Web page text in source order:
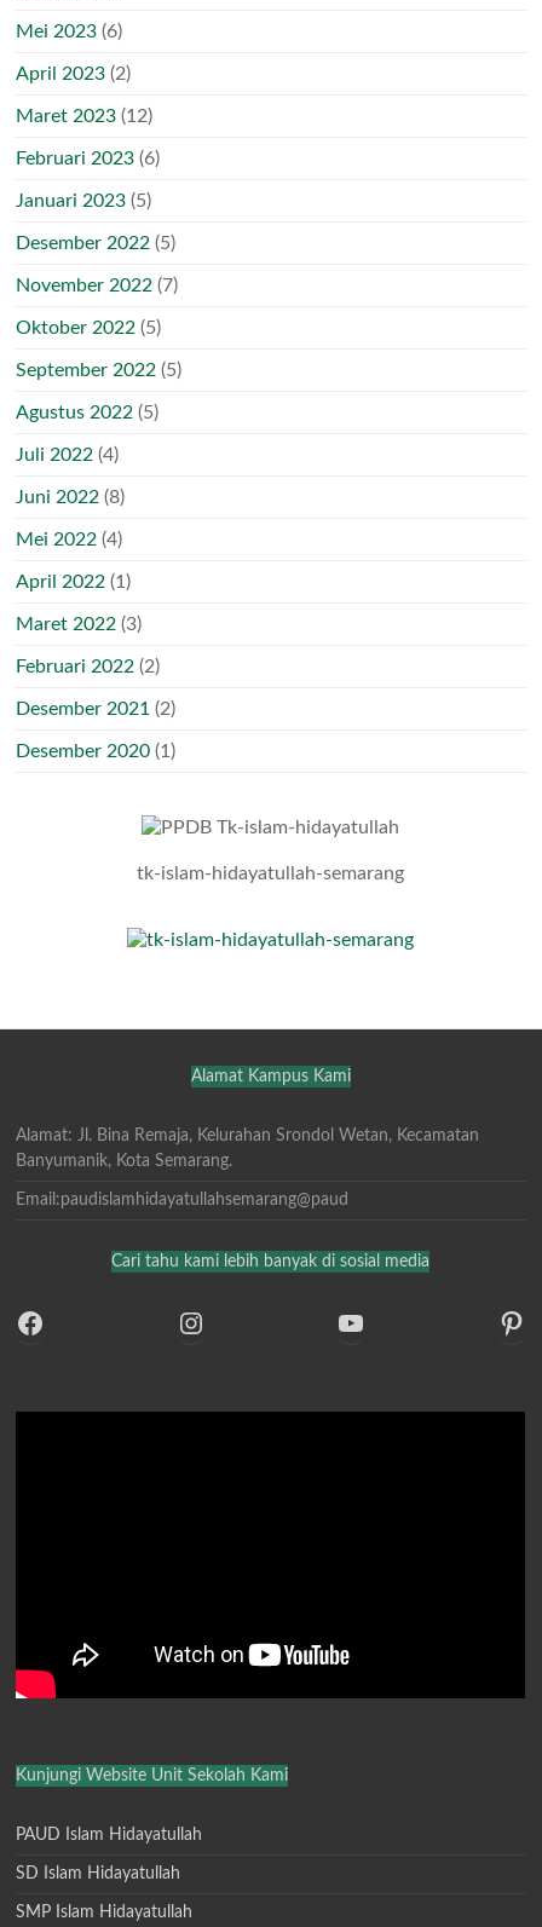
Mei 2023 (6)
April 2023 (2)
Maret 2023 (12)
Februari 2023 (6)
Januari 2023 (5)
Desember 2022 (5)
November 2022 (7)
Oktober 2022 (5)
September 2022 (5)
Agustus 2022 (5)
Juli 2022 (4)
Juni 2022 (8)
Mei 2022 (4)
April 2022 (1)
Maret 2022 (3)
Februari 2022 (2)
Desember 2021 (2)
Desember 2020 (1)
tk-islam-hidayatullah-semarang
Alamat Kampus Kami
Alamat: Jl. Bina Remaja, Kelurahan Srondol Wetan, Kecamatan
Banyumanik, Kota Semarang.
Email:paudislamhidayatullahsemarang@paud
Cari tahu kami lebih banyak di sosial media
https://www.facebook.com/PAUDIslamHidayatullah?mibextid=ZbWKwL
https:// https://www.youtube.com/watch?v=CP-N5ATuLJM
Kunjungi Website Unit Sekolah Kami
PAUD Islam Hidayatullah
SD Islam Hidayatullah
SMP Islam Hidayatullah